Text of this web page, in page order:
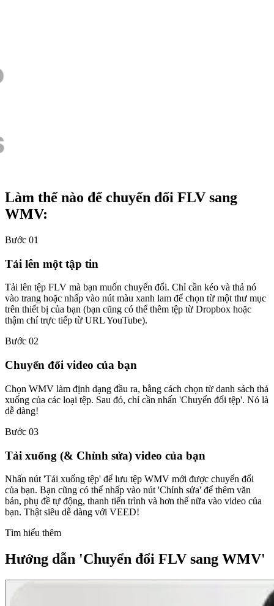
Làm thế nào để chuyển đổi FLV sang
WMV:
Bước 01
Tải lên một tập tin
Tải lên tệp FLV mà bạn muốn chuyển đổi. Chỉ cần kéo và thả nó
vào trang hoặc nhấp vào nút màu xanh lam để chọn từ một thư mục
trên thiết bị của bạn (bạn cũng có thể thêm tệp từ Dropbox hoặc
thậm chí trực tiếp từ URL YouTube).
Bước 02
Chuyển đổi video của bạn
Chọn WMV làm định dạng đầu ra, bằng cách chọn từ danh sách thả
xuống của các loại tệp. Sau đó, chỉ cần nhấn 'Chuyển đổi tệp'. Nó là
dễ dàng!
Bước 03
Tải xuống (& Chỉnh sửa) video của bạn
Nhấn nút 'Tải xuống tệp' để lưu tệp WMV mới được chuyển đổi
của bạn. Bạn cũng có thể nhấp vào nút 'Chỉnh sửa' để thêm văn
bản, phụ đề tự động, thanh tiến trình và hơn thế nữa vào video của
bạn. Thật siêu dễ dàng với VEED!
Tìm hiểu thêm
Hướng dẫn 'Chuyển đổi FLV sang WMV'